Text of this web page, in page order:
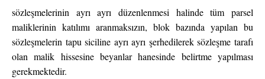
sözleşmelerinin ayrı ayrı düzenlenmesi halinde tüm parsel
maliklerinin katılımı aranmaksızın, blok bazında yapılan bu
sözleşmelerin tapu siciline ayrı ayrı şerhedilerek sözleşme tarafı
olan malik hissesine beyanlar hanesinde belirtme yapılması
gerekmektedir.